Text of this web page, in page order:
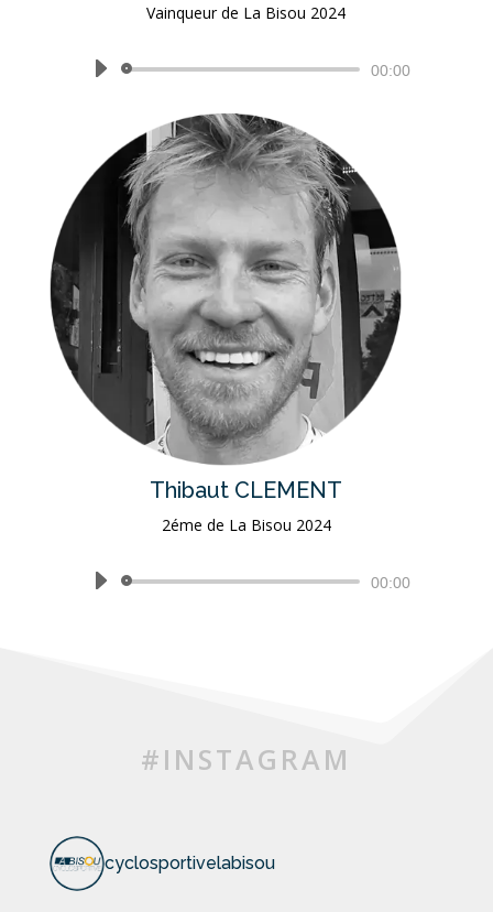
Vainqueur de La Bisou 2024
Lecteur
00:00
Thibaut CLEMENT
2éme de La Bisou 2024
Lecteur
00:00
#INSTAGRAM
cyclosportivelabisou